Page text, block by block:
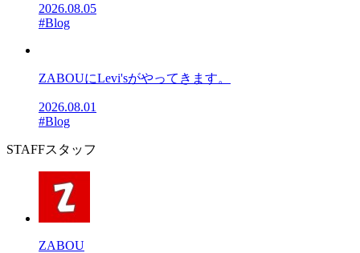
2026.08.05
#Blog
ZABOUにLevi'sがやってきます。
2026.08.01
#Blog
STAFFスタッフ
ZABOU